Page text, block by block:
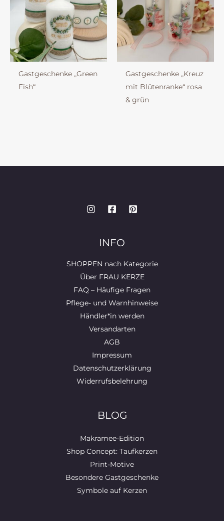
Gastgeschenke „Green
Fish“
Gastgeschenke „Kreuz
mit Blütenranke“ rosa
& grün
INFO
SHOPPEN nach Kategorie
Über FRAU KERZE
FAQ – Häufige Fragen
Pflege- und Warnhinweise
Händler*in werden
Versandarten
AGB
Impressum
Datenschutzerklärung
Widerrufsbelehrung
BLOG
Makramee-Edition
Shop Concept: Taufkerzen
Print-Motive
Besondere Gastgeschenke
Symbole auf Kerzen